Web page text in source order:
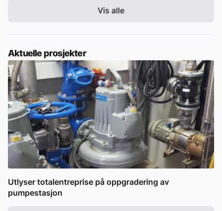
Vis alle
Aktuelle prosjekter
Utlyser totalentreprise på oppgradering av
pumpestasjon